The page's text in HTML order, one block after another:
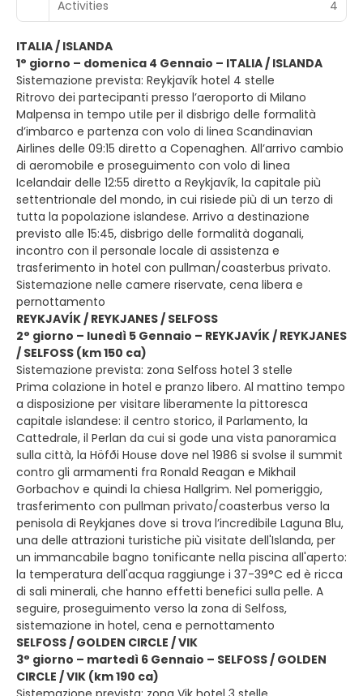
Activities 4
ITALIA / ISLANDA
1° giorno – domenica 4 Gennaio – ITALIA / ISLANDA
Sistemazione prevista: Reykjavík hotel 4 stelle
Ritrovo dei partecipanti presso l’aeroporto di Milano
Malpensa in tempo utile per il disbrigo delle formalità
d’imbarco e partenza con volo di linea Scandinavian
Airlines delle 09:15 diretto a Copenaghen. All’arrivo cambio
di aeromobile e proseguimento con volo di linea
Icelandair delle 12:55 diretto a Reykjavík, la capitale più
settentrionale del mondo, in cui risiede più di un terzo di
tutta la popolazione islandese. Arrivo a destinazione
previsto alle 15:45, disbrigo delle formalità doganali,
incontro con il personale locale di assistenza e
trasferimento in hotel con pullman/coasterbus privato.
Sistemazione nelle camere riservate, cena libera e
pernottamento
REYKJAVÍK / REYKJANES / SELFOSS
2° giorno – lunedì 5 Gennaio – REYKJAVÍK / REYKJANES
/ SELFOSS (km 150 ca)
Sistemazione prevista: zona Selfoss hotel 3 stelle
Prima colazione in hotel e pranzo libero. Al mattino tempo
a disposizione per visitare liberamente la pittoresca
capitale islandese: il centro storico, il Parlamento, la
Cattedrale, il Perlan da cui si gode una vista panoramica
sulla città, la Höfði House dove nel 1986 si svolse il summit
contro gli armamenti fra Ronald Reagan e Mikhail
Gorbachov e quindi la chiesa Hallgrim. Nel pomeriggio,
trasferimento con pullman privato/coasterbus verso la
penisola di Reykjanes dove si trova l’incredibile Laguna Blu,
una delle attrazioni turistiche più visitate dell'Islanda, per
un immancabile bagno tonificante nella piscina all'aperto:
la temperatura dell'acqua raggiunge i 37-39°C ed è ricca
di sali minerali, che hanno effetti benefici sulla pelle. A
seguire, proseguimento verso la zona di Selfoss,
sistemazione in hotel, cena e pernottamento
SELFOSS / GOLDEN CIRCLE / VIK
3° giorno – martedì 6 Gennaio – SELFOSS / GOLDEN
CIRCLE / VIK (km 190 ca)